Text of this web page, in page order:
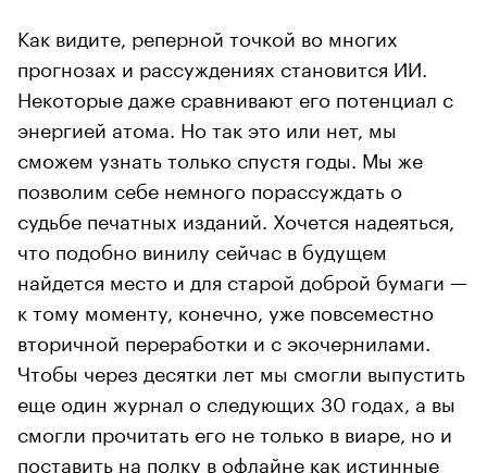
Как видите, реперной точкой во многих
прогнозах и рассуждениях становится ИИ.
Некоторые даже сравнивают его потенциал с
энергией атома. Но так это или нет, мы
сможем узнать только спустя годы. Мы же
позволим себе немного порассуждать о
судьбе печатных изданий. Хочется надеяться,
что подобно винилу сейчас в будущем
найдется место и для старой доброй бумаги —
к тому моменту, конечно, уже повсеместно
вторичной переработки и с экочернилами.
Чтобы через десятки лет мы смогли выпустить
еще один журнал о следующих 30 годах, а вы
смогли прочитать его не только в виаре, но и
поставить на полку в офлайне как истинные